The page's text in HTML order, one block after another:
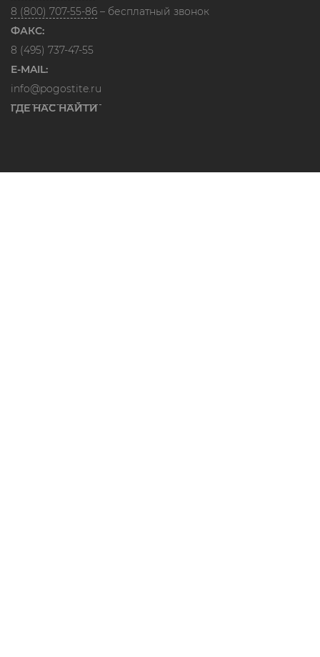
8 (800) 707-55-86 – бесплатный звонок
ФАКС:
8 (495) 737-47-55
E-MAIL:
info@pogostite.ru
ГДЕ НАС НАЙТИ